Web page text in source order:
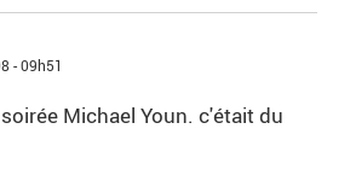
- 09h51
Michael Youn. c'était du